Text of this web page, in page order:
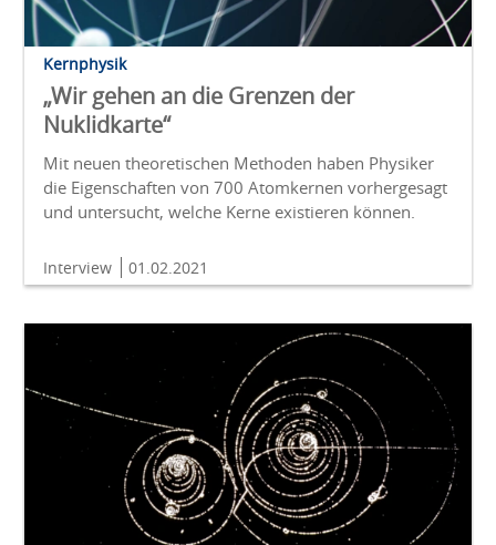
Kernphysik
„Wir gehen an die Grenzen der
Nuklidkarte“
Mit neuen theoretischen Methoden haben Physiker
die Eigenschaften von 700 Atomkernen vorhergesagt
und untersucht, welche Kerne existieren können.
Interview 01.02.2021